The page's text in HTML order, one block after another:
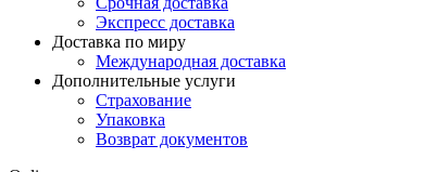
Экспресс доставка
Доставка по миру
Международная доставка
Дополнительные услуги
Страхование
Упаковка
Возврат документов